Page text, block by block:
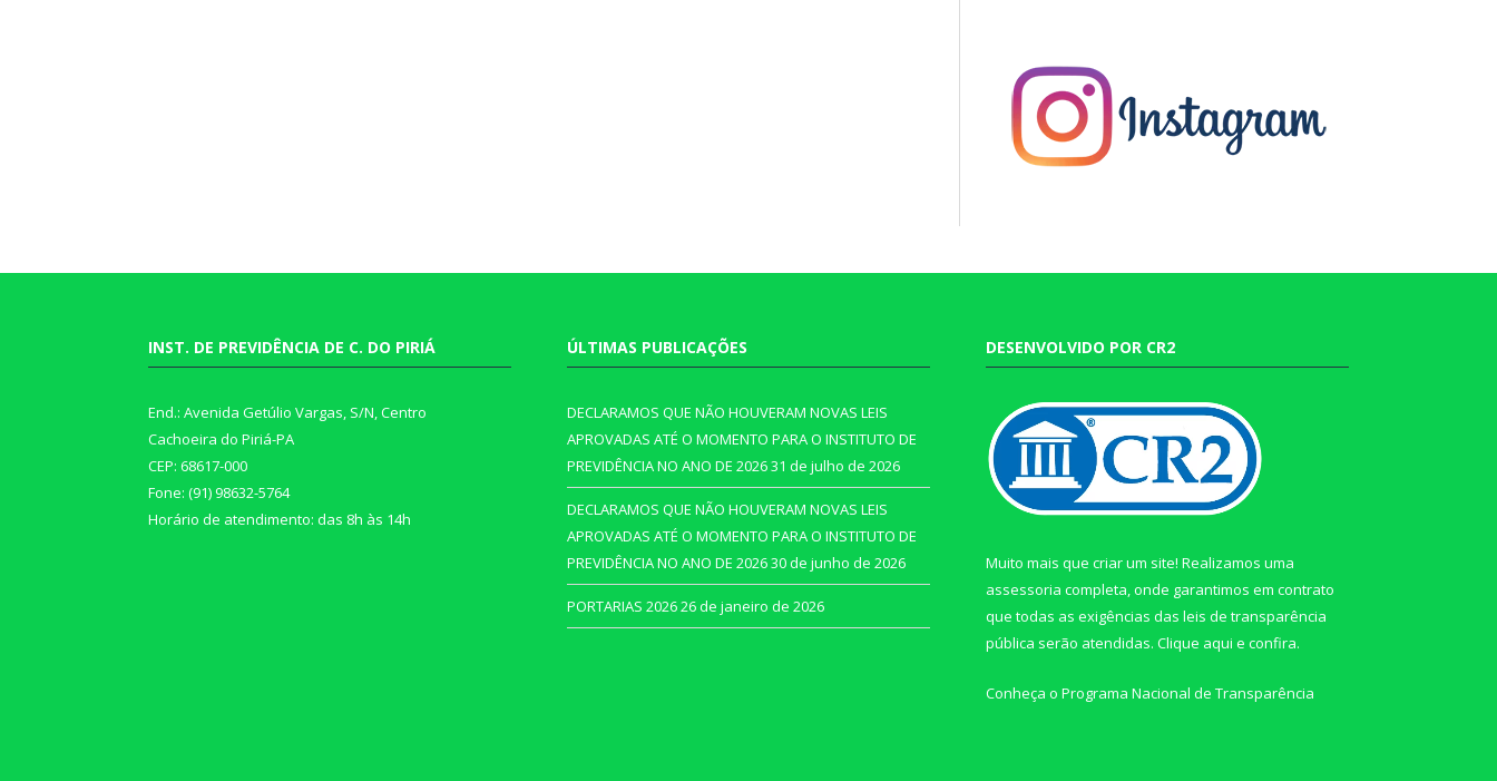
INST. DE PREVIDÊNCIA DE C. DO PIRIÁ
End.: Avenida Getúlio Vargas, S/N, Centro
Cachoeira do Piriá-PA
CEP: 68617-000
Fone: (91) 98632-5764
Horário de atendimento: das 8h às 14h
ÚLTIMAS PUBLICAÇÕES
DECLARAMOS QUE NÃO HOUVERAM NOVAS LEIS
APROVADAS ATÉ O MOMENTO PARA O INSTITUTO DE
PREVIDÊNCIA NO ANO DE 202631 de julho de 2026
DECLARAMOS QUE NÃO HOUVERAM NOVAS LEIS
APROVADAS ATÉ O MOMENTO PARA O INSTITUTO DE
PREVIDÊNCIA NO ANO DE 202630 de junho de 2026
PORTARIAS 202626 de janeiro de 2026
DESENVOLVIDO POR CR2
Muito mais que criar um site! Realizamos uma
assessoria completa, onde garantimos em contrato
que todas as exigências das leis de transparência
pública serão atendidas. Clique aqui e confira.
Conheça o Programa Nacional de Transparência